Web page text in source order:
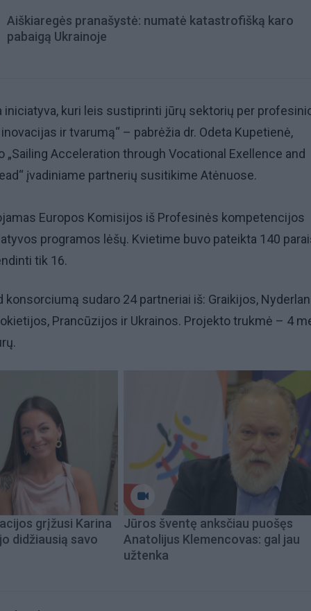
Aiškiaregės pranašystė: numatė katastrofišką karo
pabaigą Ukrainoje
iniciatyva, kuri leis sustiprinti jūrų sektorių per
ir tvarumą“ – pabrėžia dr. Odeta Kupetienė,
„Sailing Acceleration through Vocational Exellence and
įvadiniame partnerių susitikime Atėnuose.
Europos Komisijos iš Profesinės kompetencijos
programos lėšų. Kvietime buvo pateikta 140
tik 16.
konsorciumą sudaro 24 partneriai iš: Graikijos,
Prancūzijos ir Ukrainos. Projekto trukmė – 4
grįžusi Karina
didžiausią savo
Jūros šventę anksčiau puošęs
Anatolijus Klemencovas: gal jau
užtenka